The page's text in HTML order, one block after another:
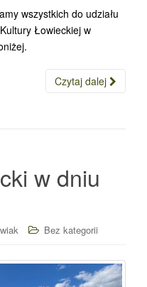
wszystkich do udziału
Łowieckiej w
Czytaj dalej
w dniu
Bez kategorii